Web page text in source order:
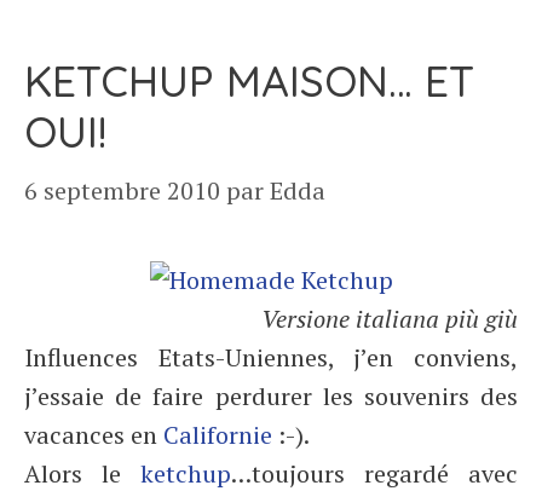
KETCHUP MAISON… ET
OUI!
6 septembre 2010 parEdda
Versione italiana più giù
Influences Etats-Uniennes, j’en conviens,
j’essaie de faire perdurer les souvenirs des
vacances en Californie :-).
Alors le ketchup…toujours regardé avec